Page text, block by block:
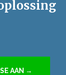
AAN →